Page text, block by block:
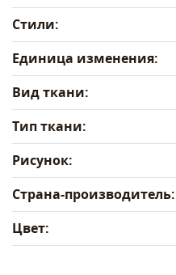
Стили:
Единица изменения:
Вид ткани:
Тип ткани:
Рисунок:
Страна-производитель:
Цвет: